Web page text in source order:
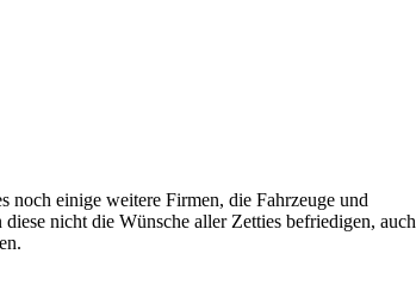
einige weitere Firmen, die Fahrzeuge und
nicht die Wünsche aller Zetties befriedigen, auch